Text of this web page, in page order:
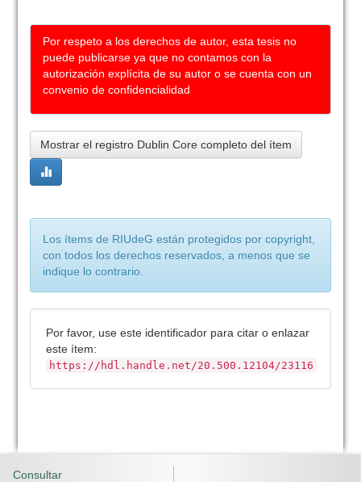
Por respeto a los derechos de autor, esta tesis no
puede publicarse ya que no contamos con la
autorización explícita de su autor o se cuenta con un
convenio de confidencialidad
Mostrar el registro Dublin Core completo del ítem
Los ítems de RIUdeG están protegidos por copyright,
con todos los derechos reservados, a menos que se
indique lo contrario.
Por favor, use este identificador para citar o enlazar
este ítem:
https://hdl.handle.net/20.500.12104/23116
Consultar